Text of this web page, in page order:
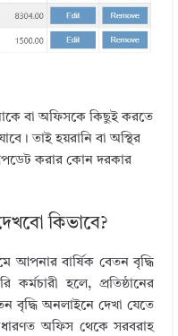
বা অফিসকে কিছুই করতে
তাই হয়রানি বা অস্থির
করার কোন দরকার
কিভাবে?
আপনার বার্ষিক বেতন বৃদ্ধি
হলে, প্রতিষ্ঠানের
বৃদ্ধি অনলাইনে দেখা যেতে
অফিস থেকে সরবরাহ